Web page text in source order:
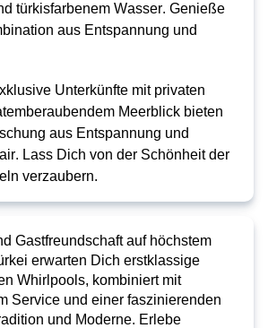
türkisfarbenem Wasser. Genieße
aus Entspannung und
Unterkünfte mit privaten
Meerblick bieten
aus Entspannung und
Lass Dich von der Schönheit der
verzaubern.
Gastfreundschaft auf höchstem
erwarten Dich erstklassige
Whirlpools, kombiniert mit
Service und einer faszinierenden
und Moderne. Erlebe